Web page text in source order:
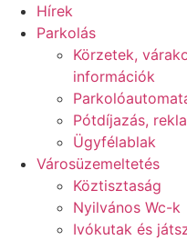
Hírek
Parkolás
Körzetek,
információk
Pótdíjazás,
Ügyfélablak
Városüzemeltetés
Köztisztaság
Nyilvános Wc-k
Ivókutak és